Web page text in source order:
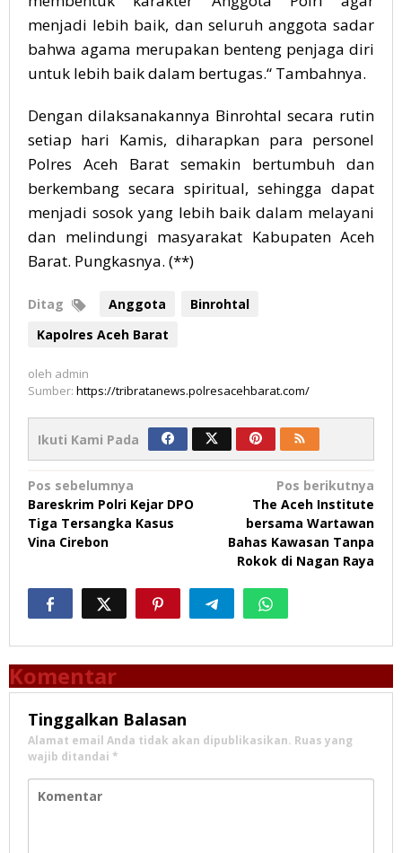
menjadi lebih baik, dan seluruh anggota sadar
bahwa agama merupakan benteng penjaga diri
untuk lebih baik dalam bertugas.“ Tambahnya.
Dengan dilaksanakannya Binrohtal secara rutin
setiap hari Kamis, diharapkan para personel
Polres Aceh Barat semakin bertumbuh dan
berkembang secara spiritual, sehingga dapat
menjadi sosok yang lebih baik dalam melayani
dan melindungi masyarakat Kabupaten Aceh
Barat. Pungkasnya. (**)
Ditag Anggota
Binrohtal
Kapolres Aceh Barat
oleh admin
Sumber: https://tribratanews.polresacehbarat.com/
Ikuti Kami Pada
Navigasi
pos
Pos sebelumnya
Bareskrim Polri Kejar DPO
Tiga Tersangka Kasus
Vina Cirebon
Pos berikutnya
The Aceh Institute
bersama Wartawan
Bahas Kawasan Tanpa
Rokok di Nagan Raya
Komentar
Tinggalkan Balasan
Alamat email Anda tidak akan dipublikasikan. Ruas yang
wajib ditandai *